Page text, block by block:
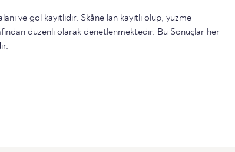
ve göl kayıtlıdır. Skåne län kayıtlı olup, yüzme
düzenli olarak denetlenmektedir. Bu Sonuçlar her